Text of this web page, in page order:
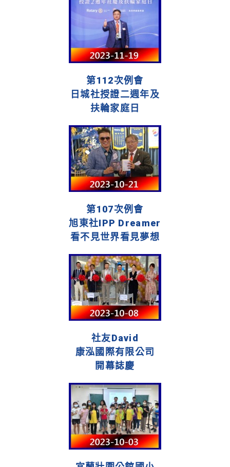
第112次例會
日城社授證二週年及
扶輪家庭日
第107次例會
旭東社IPP Dreamer
看不見世界看見夢想
社友David
康泓國際有限公司
開幕誌慶